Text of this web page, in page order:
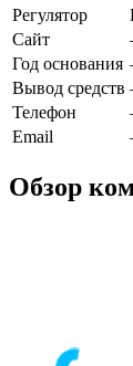
Регулятор
Сайт
Год основания
Вывод средств
Телефон
Email
Обзор